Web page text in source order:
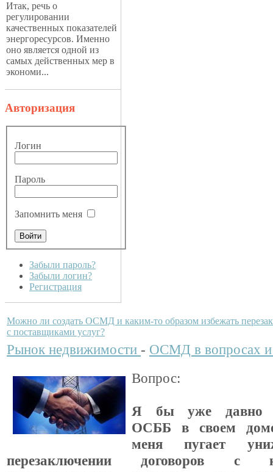
Итак, речь о
регулировании
качественных показателей
энергоресурсов. Именно
оно является одной из
самых действенных мер в
экономи...
Авторизация
Логин
Пароль
Запомнить меня
Забыли пароль?
Забыли логин?
Регистрация
Можно ли создать ОСМД и каким-то образом избежать
с поставщиками услуг?
Рынок недвижимости - ОСМД в вопросах и
Вопрос:
Я бы уже давно
ОСББ в своем
меня пугает
перезаключении договоров с